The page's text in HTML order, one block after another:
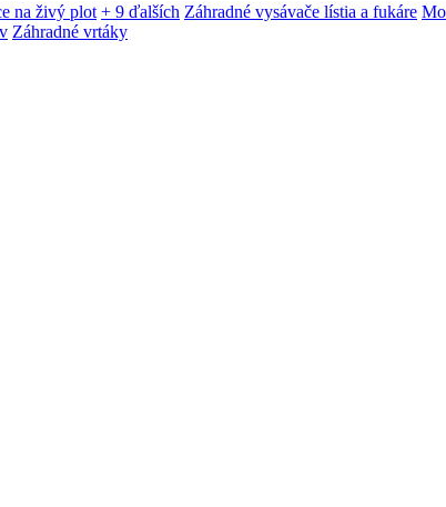
na živý plot + 9 ďalších Záhradné vysávače lístia a fukáre
Záhradné vrtáky